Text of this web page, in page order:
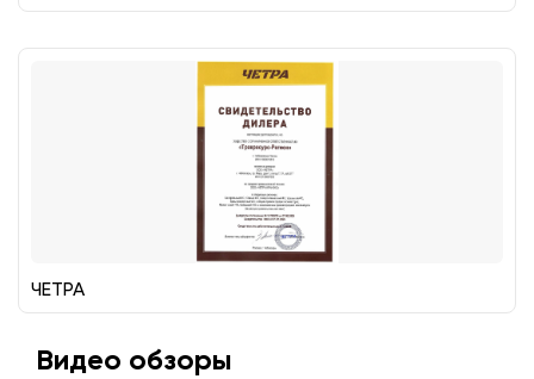
ЧЕТРА
Видео обзоры